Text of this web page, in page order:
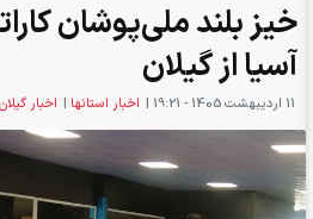
خیز بلند ملی‌پوشان
آسیا از گیلان
11 ارديبهشت 1405 - 19:21 | اخبار استانها | اخبار گیلان